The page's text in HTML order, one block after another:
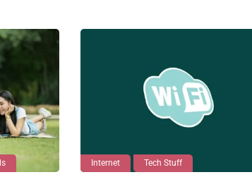
Internet Tech Stuff